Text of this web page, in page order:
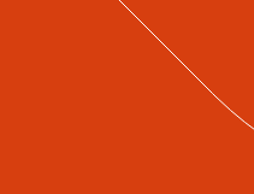
Duurzaamheid